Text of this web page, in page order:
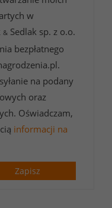
w
& Sedlak sp. z o.o.
bezpłatnego
na podany
oraz
Oświadczam,
informacji na
Zapisz